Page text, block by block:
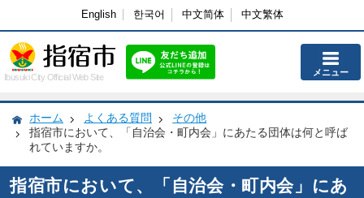
English 한국어 中文简体 中文繁体
Ibusuki City Official Web Site メニュー
ホーム よくある質問
その他
指宿市において、「自治会・町内会」にあたる団体は何と呼ば
れていますか。
指宿市において、「自治会・町内会」にあ